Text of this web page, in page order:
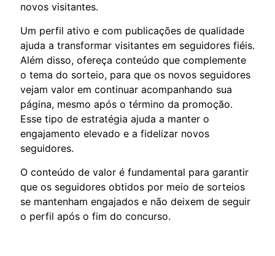
novos visitantes.
Um perfil ativo e com publicações de qualidade
ajuda a transformar visitantes em seguidores fiéis.
Além disso, ofereça conteúdo que complemente
o tema do sorteio, para que os novos seguidores
vejam valor em continuar acompanhando sua
página, mesmo após o término da promoção.
Esse tipo de estratégia ajuda a manter o
engajamento elevado e a fidelizar novos
seguidores.
O conteúdo de valor é fundamental para garantir
que os seguidores obtidos por meio de sorteios
se mantenham engajados e não deixem de seguir
o perfil após o fim do concurso.